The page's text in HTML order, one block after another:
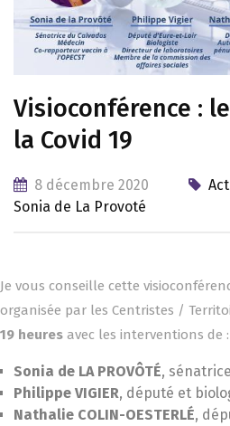
Visioconférence :
la Covid 19
8 décembre 2020
Sonia de La Provoté
Je vous conseille cette
organisée par les Centristes /
19 heures avec les interventions de :
Sonia de LA PROVÔTÉ,
Philippe VIGIER, député et
Nathalie COLIN-OESTERLÉ,